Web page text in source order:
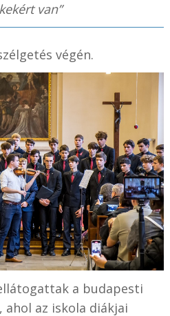
van”
végén.
a budapesti
ahol az iskola diákjai